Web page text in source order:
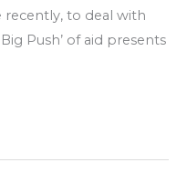
to deal with
Push’ of aid presents